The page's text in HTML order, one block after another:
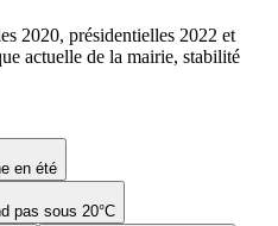
en été
pas sous 20°C
2020, présidentielles 2022 et
actuelle de la mairie, stabilité